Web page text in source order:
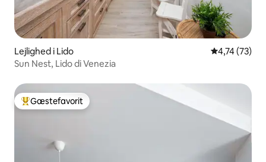
Lejlighed i Lido 4,74 ud af 5
4,74 (73)
Sun Nest, Lido di Venezia
Bedste gæstefavorit
Gæstefavorit